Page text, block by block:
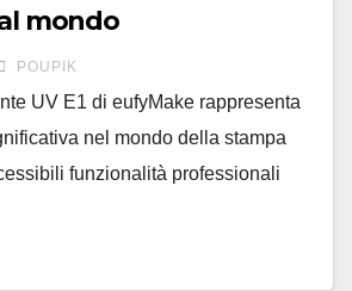
mondo
POUPIK
UV E1 di eufyMake rappresenta
nel mondo della stampa
funzionalità professionali